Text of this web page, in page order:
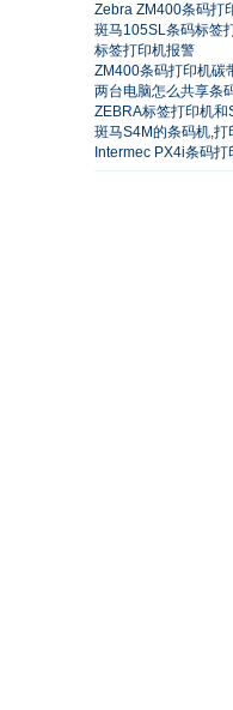
Zebra ZM400条码打
斑马105SL条码标签
标签打印机报警
ZM400条码打印机碳
两台电脑怎么共享条
ZEBRA标签打印机
斑马S4M的条码机,
Intermec PX4i条码